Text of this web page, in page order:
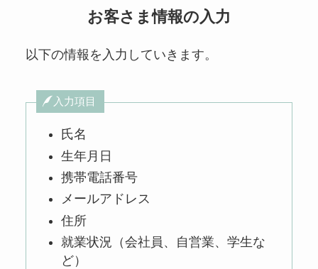
お客さま情報の入力
以下の情報を入力していきます。
入力項目
氏名
生年月日
携帯電話番号
メールアドレス
住所
就業状況（会社員、自営業、学生な
ど）